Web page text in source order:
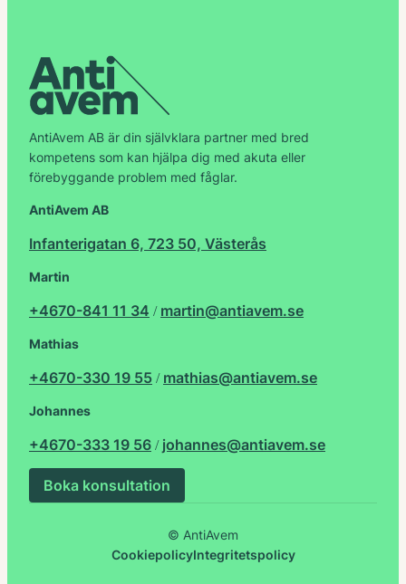
AntiAvem AB är din självklara partner med bred
kompetens som kan hjälpa dig med akuta eller
förebyggande problem med fåglar.
AntiAvem AB
Infanterigatan 6, 723 50, Västerås
Martin
+4670-841 11 34 / martin@antiavem.se
Mathias
+4670-330 19 55 / mathias@antiavem.se
Johannes
+4670-333 19 56 / johannes@antiavem.se
Boka konsultation
© AntiAvem
CookiepolicyIntegritetspolicy